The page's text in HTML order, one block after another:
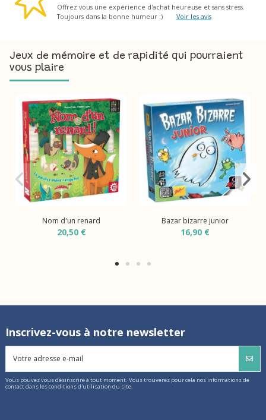
Offrez vous une expérience d'achat heureuse et sans stress.
Toujours dans la bonne humeur :)
Voir les avis
Jeux de mémoire et de rapidité qui pourraient
vous plaire
Nom d'un renard
20,50 €
Bazar bizarre junior
16,90 €
Inscrivez-vous à notre newsletter
Vous pouvez vous désinscrire à tout moment. Vous trouverez pour cela nos informations de
contact dans les conditions d'utilisation du site.